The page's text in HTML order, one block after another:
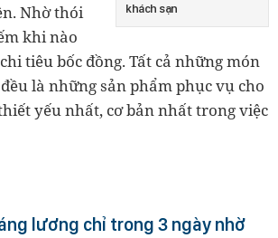
khách sạn
Nhờ thói
khi nào
tiêu bốc đồng. Tất cả những món
là những sản phẩm phục vụ cho
yếu nhất, cơ bản nhất trong việc
lương chỉ trong 3 ngày nhờ